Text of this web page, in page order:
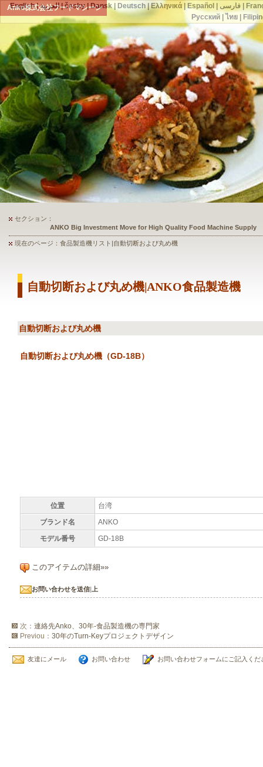
Anko株式会社フードマシーン
セクション：
ANKO's Food Processing Equipment Assists a Shoe Seller to Start
現在のページ：食品製造機リスト|自動切断および丸め機
自動切断および丸め機|ANKO食品製造機
自動切断および丸め機
自動切断および丸め機（GD-18B）
位置
台湾
ブランド名
ANKO
モデル番号
GD-18B
このアイテムの詳細»»
お問い合わせを送信| 上
次： 連絡先Anko、30年-食品製造機の専門家
Previou： 30年のTurn-Keyプロジェクトデザイン
友達にメール お問い合わせ お問い合わせフォームにご記入くだ
English|العربية|česky|Dansk| Deutsch|Ελληνικά|Español فارسی|
Русский| ไทย|